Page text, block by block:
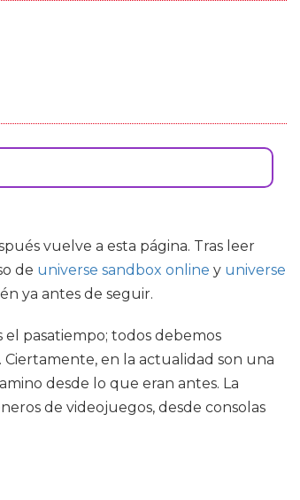
vuelve a esta página. Tras leer
de universe sandbox online y universe
ya antes de seguir.
pasatiempo; todos debemos
en la actualidad son una
desde lo que eran antes. La
de videojuegos, desde consolas